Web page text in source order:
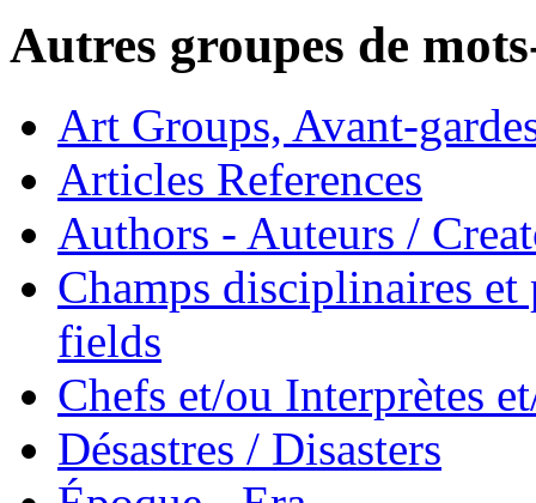
Autres groupes de
Art Groups, Avant-
Articles References
Authors - Auteurs /
Champs disciplinaires
fields
Chefs et/ou Interprètes
Désastres / Disasters